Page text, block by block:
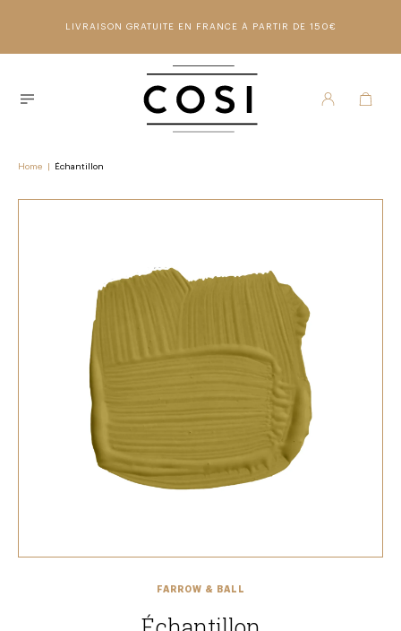
LIVRAISON GRATUITE EN FRANCE À PARTIR DE 150€
Home Échantillon
FARROW & BALL